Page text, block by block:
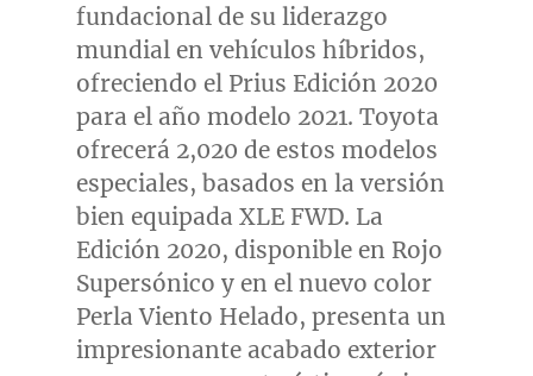
fundacional de su liderazgo
mundial en vehículos híbridos,
ofreciendo el Prius Edición 2020
para el año modelo 2021. Toyota
ofrecerá 2,020 de estos modelos
especiales, basados en la versión
bien equipada XLE FWD. La
Edición 2020, disponible en Rojo
Supersónico y en el nuevo color
Perla Viento Helado, presenta un
impresionante acabado exterior